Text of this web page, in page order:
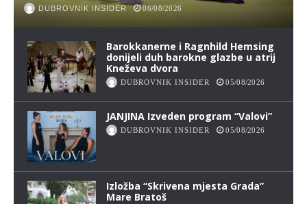
DUBROVNIK INSIDER 06/08/2026
Barokkanerne i Ragnhild Hemsing
donijeli duh barokne glazbe u atrij
Kneževa dvora
DUBROVNIK INSIDER 05/08/2026
JANJINA Izveden program “Valovi”
DUBROVNIK INSIDER 05/08/2026
Izložba “Skrivena mjesta Grada”
Mare Bratoš